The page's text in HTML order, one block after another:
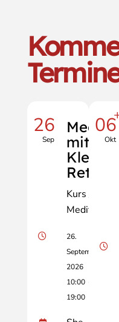
26
Sep
mit
Klell -
Retreat
Kurs /
Meditation
26.
September
2026
10:00
19:00
06
Okt